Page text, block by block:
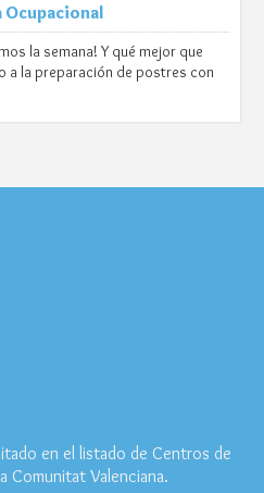
Ocupacional
la semana! Y qué mejor que
a la preparación de postres con
en el listado de Centros de
Comunitat Valenciana.